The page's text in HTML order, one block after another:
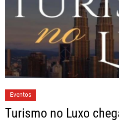
Eventos
Turismo no Luxo